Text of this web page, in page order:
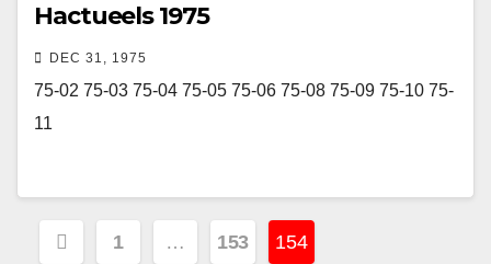
Hactueels 1975
DEC 31, 1975
75-02 75-03 75-04 75-05 75-06 75-08 75-09 75-10 75-
11
Berichtnavigatie
1 … 153 154